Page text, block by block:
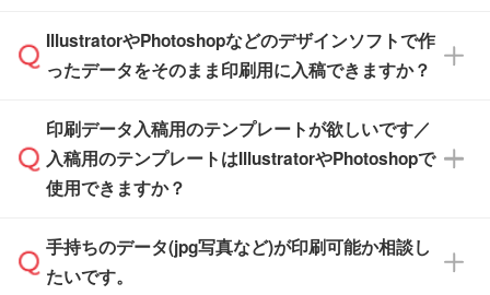
品が決まりましたらお早めのご発注をお願いい
たします。
※土日祝日を除く営業日換算です。
※沖縄・離島は追加日数がかかります。
※化粧箱から白箱への入れ替えや、オリジナル
箱の作成は原則承っておりません。
無料の「デザインシミュレーター」を使えば、
PCやスマホから簡単にデザインを作成できま
ザインソフトがなくても安心です。
また、「データ作成サービス
せいただければ、弊社にて無料でデザインデー
タを1点作成いたします。
IllustratorやPhotoshopなどのデザインソフトで作
ったデータをそのまま印刷用に入稿できますか？
IllustratorやPhotoshop、CLIP STUDIOなどのデ
ザインソフトでこだわりのデザインを作成した
い方は、完全データ入稿
積・ご注文フォームにアップロードしてご入稿
ください。
印刷データ入稿用のテンプレートが欲しいです／
入稿用のテンプレートはIllustratorやPhotoshopで
使用できますか？
一部商品は入稿用テンプレートのご用意があり
ます。各商品ページの『印刷方法・テンプレー
手持ちのデータ(jpg写真など)が印刷可能か相談し
たいです。